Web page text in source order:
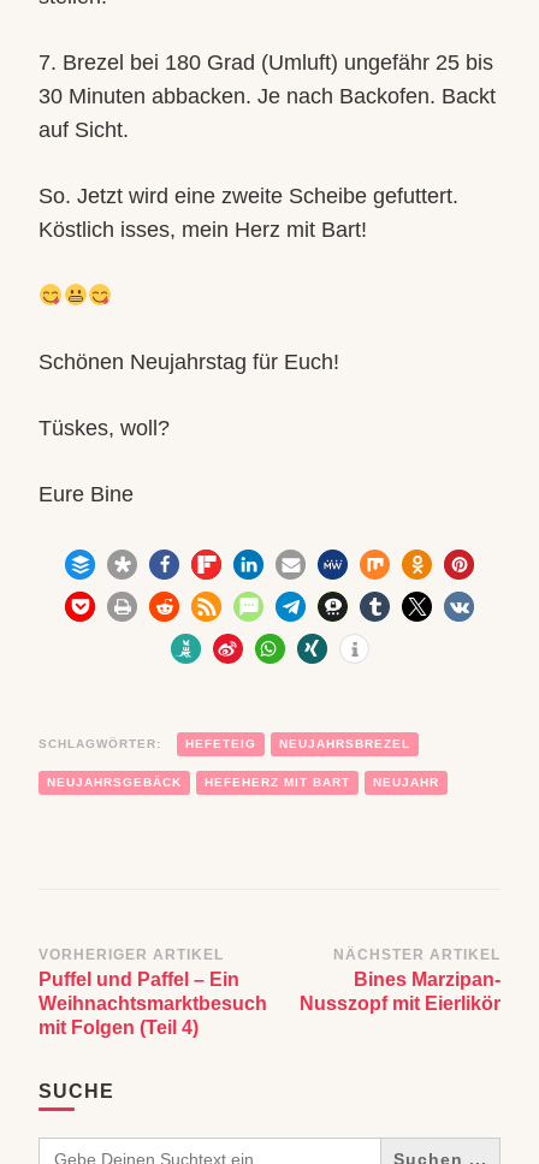
7. Brezel bei 180 Grad (Umluft) ungefähr 25 bis
30 Minuten abbacken. Je nach Backofen. Backt
auf Sicht.
So. Jetzt wird eine zweite Scheibe gefuttert.
Köstlich isses, mein Herz mit Bart!
Schönen Neujahrstag für Euch!
Tüskes, woll?
Eure Bine
SCHLAGWÖRTER: HEFETEIG NEUJAHRSBREZEL
NEUJAHRSGEBÄCK HEFEHERZ MIT BART NEUJAHR
Beitragsnavigation
VORHERIGER ARTIKEL
Puffel und Paffel – Ein
Weihnachtsmarktbesuch
mit Folgen (Teil 4)
NÄCHSTER ARTIKEL
Bines Marzipan-
Nusszopf mit Eierlikör
SUCHE
Search